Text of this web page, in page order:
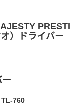
PRESTI
）ドライバー
ー
TL-760